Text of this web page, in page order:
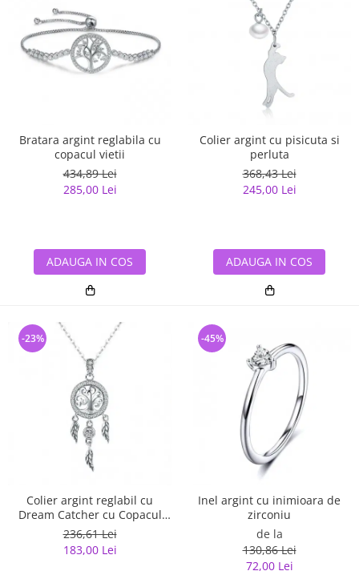
Bratara argint reglabila cu
copacul vietii
434,89 Lei
285,00 Lei
ADAUGA IN COS
Colier argint cu pisicuta si
perluta
368,43 Lei
245,00 Lei
ADAUGA IN COS
Colier argint reglabil cu
Dream Catcher cu Copacul
Vietii
236,61 Lei
183,00 Lei
-23%
Inel argint cu inimioara de
zirconiu
de la
130,86 Lei
72,00 Lei
-45%